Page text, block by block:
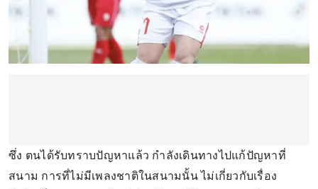
ซึ่ง ตนได้รับทราบปัญหาแล้ว กำลังเดินทางไปแก้ปัญหาที่
สนาม การที่ไม่มีเพลงชาติในสนามนั้น ไม่เกี่ยวกับเรื่อง